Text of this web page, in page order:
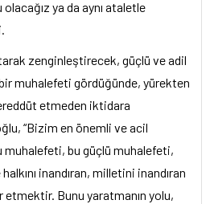
ya da aynı ataletle
zenginleştirecek, güçlü ve adil
muhalefeti gördüğünde, yürekten
etmeden iktidara
“Bizim en önemli ve acil
bu güçlü muhalefeti,
inandıran, milletini inandıran
Bunu yaratmanın yolu,